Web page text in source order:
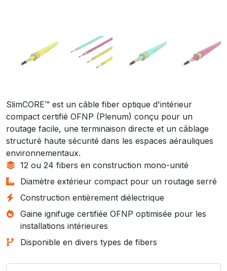
SlimCORE™ est un câble fiber optique d'intérieur
compact certifié OFNP (Plenum) conçu pour un
routage facile, une terminaison directe et un câblage
structuré haute sécurité dans les espaces aérauliques
environnementaux.
12 ou 24 fibers en construction mono-unité
Diamètre extérieur compact pour un routage serré
Construction entièrement diélectrique
Gaine ignifuge certifiée OFNP optimisée pour les
installations intérieures
Disponible en divers types de fibers